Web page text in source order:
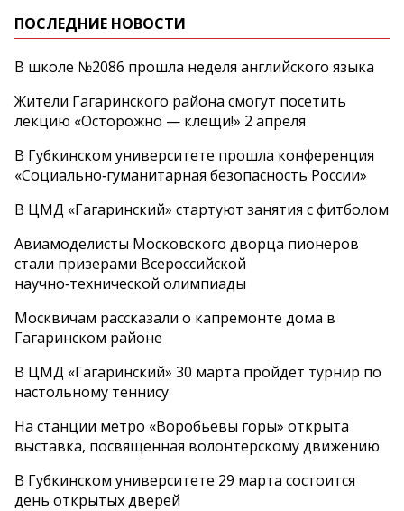
ПОСЛЕДНИЕ НОВОСТИ
В школе №2086 прошла неделя английского языка
Жители Гагаринского района смогут посетить
лекцию «Осторожно — клещи!» 2 апреля
В Губкинском университете прошла конференция
«Социально‑гуманитарная безопасность России»
В ЦМД «Гагаринский» стартуют занятия с фитболом
Авиамоделисты Московского дворца пионеров
стали призерами Всероссийской
научно‑технической олимпиады
Москвичам рассказали о капремонте дома в
Гагаринском районе
В ЦМД «Гагаринский» 30 марта пройдет турнир по
настольному теннису
На станции метро «Воробьевы горы» открыта
выставка, посвященная волонтерскому движению
В Губкинском университете 29 марта состоится
день открытых дверей